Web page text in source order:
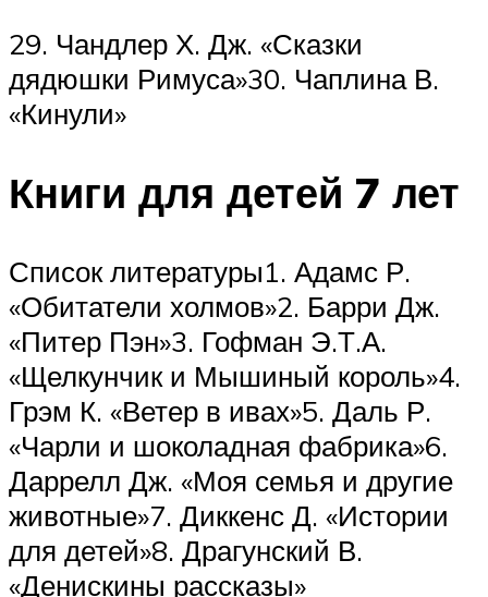
29. Чандлер Х. Дж. «Сказки
дядюшки Римуса»30. Чаплина В.
«Кинули»
Книги для детей 7 лет
Список литературы1. Адамс Р.
«Обитатели холмов»2. Барри Дж.
«Питер Пэн»3. Гофман Э.Т.А.
«Щелкунчик и Мышиный король»4.
Грэм К. «Ветер в ивах»5. Даль Р.
«Чарли и шоколадная фабрика»6.
Даррелл Дж. «Моя семья и другие
животные»7. Диккенс Д. «Истории
для детей»8. Драгунский В.
«Денискины рассказы»